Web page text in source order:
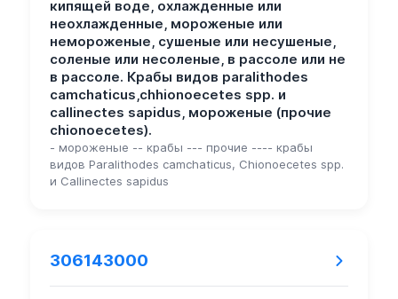
кипящей воде, охлажденные или
неохлажденные, мороженые или
немороженые, сушеные или несушеные,
соленые или несоленые, в рассоле или не
в рассоле. Крабы видов paralithodes
camchaticus,chhionoecetes spp. и
callinectes sapidus, мороженые (прочие
chionoecetes).
- мороженые -- крабы --- прочие ---- крабы
видов Paralithodes camchaticus, Chionoecetes spp.
и Callinectes sapidus
306143000